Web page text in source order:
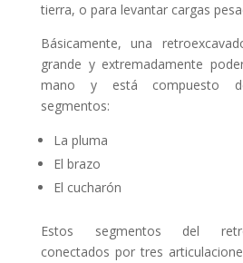
tierra, o para levantar cargas
Básicamente, una
grande y extremadamente
mano y está compuesto
segmentos:
La pluma
El brazo
El cucharón
Estos segmentos del
conectados por tres